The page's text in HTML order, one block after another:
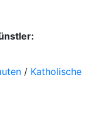
/ Katholische